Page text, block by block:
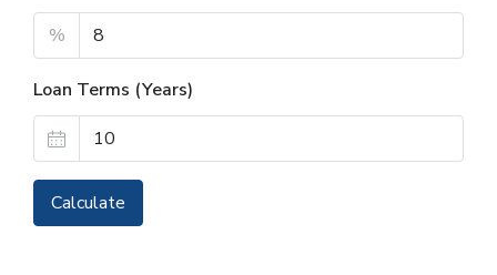
%
Loan Terms (Years)
Calculate